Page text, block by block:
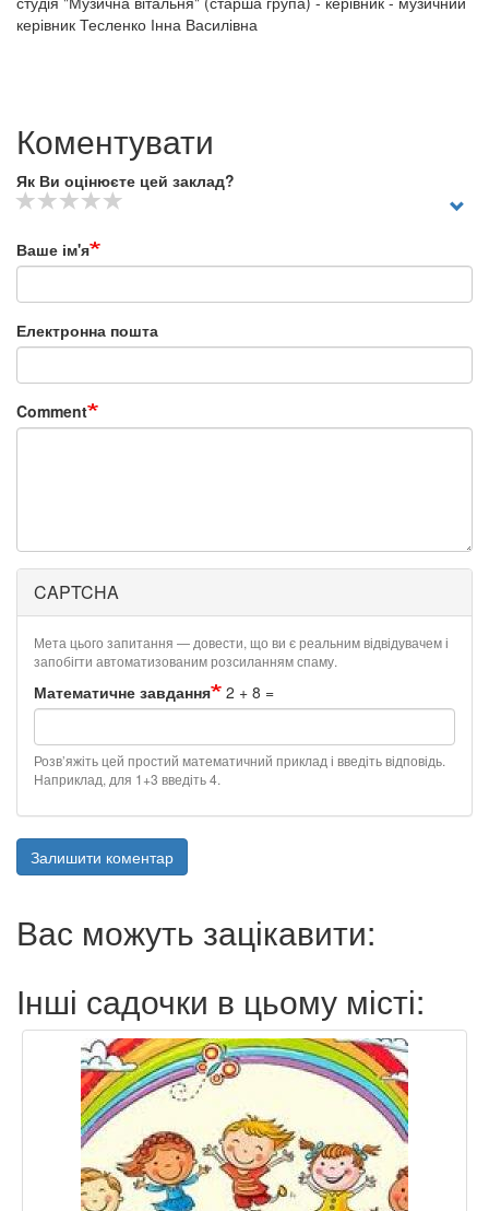
керівник Тесленко Інна Василівна
Коментувати
Як Ви оцінюєте цей заклад?
Ваше ім'я
Електронна пошта
Comment
CAPTCHA
Мета цього запитання — довести, що ви є реальним відвідувачем і
запобігти автоматизованим розсиланням спаму.
Математичне завдання 2 + 8 =
Розв’яжіть цей простий математичний приклад і введіть відповідь.
Наприклад, для 1+3 введіть 4.
Залишити коментар
Вас можуть зацікавити:
Інші садочки в цьому місті: